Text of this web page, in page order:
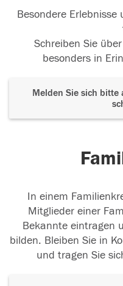
Besondere
Schreiben Sie
besonders in
Melden Sie sich bitte
In einem
Mitglieder einer
Bekannte eintragen
bilden. Bleiben Sie in
und tragen Sie